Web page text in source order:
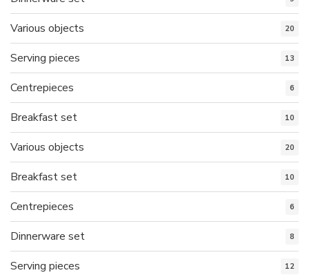
Various objects 20
Serving pieces 13
Centrepieces 6
Breakfast set 10
Various objects 20
Breakfast set 10
Centrepieces 6
Dinnerware set 8
Serving pieces 12